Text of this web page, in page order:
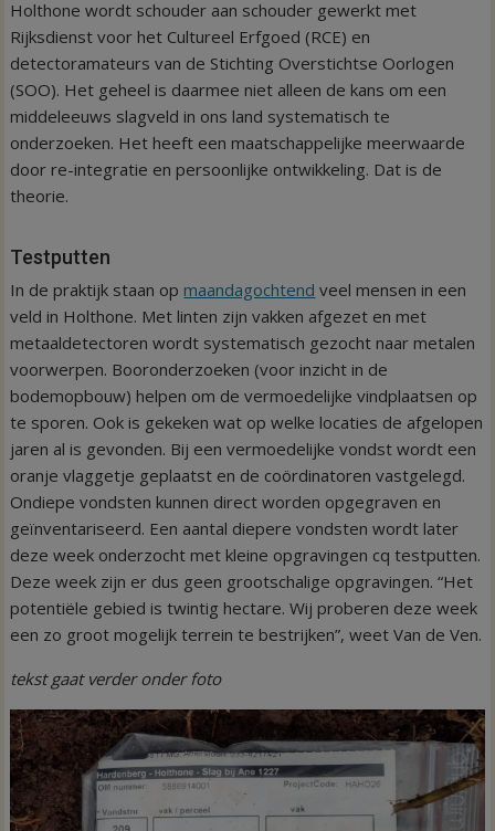
Holthone wordt schouder aan schouder gewerkt met
Rijksdienst voor het Cultureel Erfgoed (RCE) en
detectoramateurs van de Stichting Overstichtse Oorlogen
(SOO). Het geheel is daarmee niet alleen de kans om een
middeleeuws slagveld in ons land systematisch te
onderzoeken. Het heeft een maatschappelijke meerwaarde
door re-integratie en persoonlijke ontwikkeling. Dat is de
theorie.
Testputten
In de praktijk staan opmaandagochtend veel mensen in een
veld in Holthone. Met linten zijn vakken afgezet en met
metaaldetectoren wordt systematisch gezocht naar metalen
voorwerpen. Booronderzoeken (voor inzicht in de
bodemopbouw) helpen om de vermoedelijke vindplaatsen op
te sporen. Ook is gekeken wat op welke locaties de afgelopen
jaren al is gevonden. Bij een vermoedelijke vondst wordt een
oranje vlaggetje geplaatst en de coördinatoren vastgelegd.
Ondiepe vondsten kunnen direct worden opgegraven en
geïnventariseerd. Een aantal diepere vondsten wordt later
deze week onderzocht met kleine opgravingen cq testputten.
Deze week zijn er dus geen grootschalige opgravingen. “Het
potentiële gebied is twintig hectare. Wij proberen deze week
een zo groot mogelijk terrein te bestrijken”, weet Van de Ven.
tekst gaat verder onder foto